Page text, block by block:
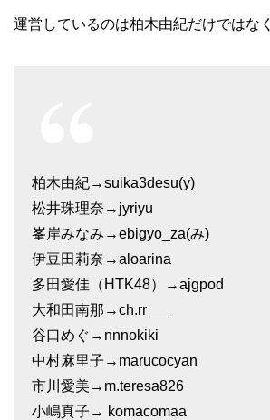
運営しているのは柏木由紀だけではなく
柏木由紀→suika3desu(y)
松井珠理奈→jyriyu
峯岸みなみ→ebigyo_za(み)
伊豆田莉奈→aloarina
多田愛佳（HTK48）→ajgpod
大和田南那→ch.rr___
谷口めぐ→nnnokiki
中村麻里子→marucocyan
市川愛美→m.teresa826
小嶋真子→ komacomaa